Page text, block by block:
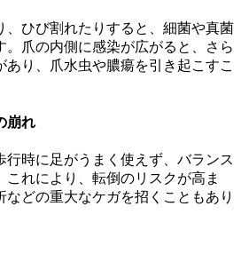
、ひび割れたりすると、細菌や真菌
。爪の内側に感染が広がると、さら
あり、爪水虫や膿瘍を引き起こすこ
崩れ
行時に足がうまく使えず、バランス
これにより、転倒のリスクが高ま
などの重大なケガを招くこともあり